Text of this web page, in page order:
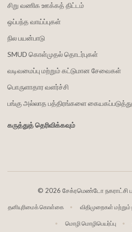
சிறு வணிக ஊக்கத் திட்டம்
ஒப்பந்த வாய்ப்புகள்
நில பயன்பாடு
SMUD கொள்முதல் தொடர்புகள்
வடிவமைப்பு மற்றும் கட்டுமான சேவைகள்
பொருளாதார வளர்ச்சி
பங்கு அல்லாத பத்திரங்களை
கருத்துத் தெரிவிக்கவும்
© 2026 சேக்ரமெண்டோ நகராட்சி
தனியுரிமைக் கொள்கை விதிமுறைகள்
மொழி மொழிபெயர்ப்பு